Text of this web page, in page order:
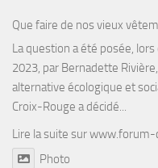
Que faire de nos vieux
La question a été posée,
2023, par Bernadette
alternative écologique et
Croix-Rouge a décidé...
Lire la suite surwww.forum-
Photo